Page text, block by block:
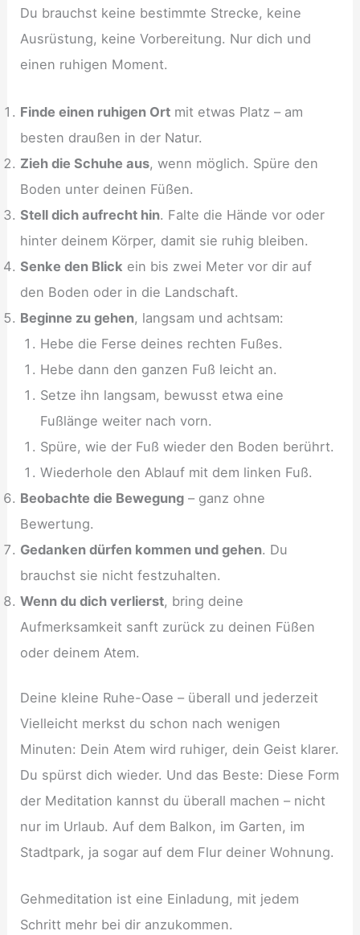
Du brauchst keine bestimmte Strecke, keine
Ausrüstung, keine Vorbereitung. Nur dich und
einen ruhigen Moment.
Finde einen ruhigen Ort mit etwas Platz – am
besten draußen in der Natur.
Zieh die Schuhe aus, wenn möglich. Spüre den
Boden unter deinen Füßen.
Stell dich aufrecht hin. Falte die Hände vor oder
hinter deinem Körper, damit sie ruhig bleiben.
Senke den Blick ein bis zwei Meter vor dir auf
den Boden oder in die Landschaft.
Beginne zu gehen, langsam und achtsam:
Hebe die Ferse deines rechten Fußes.
Hebe dann den ganzen Fuß leicht an.
Setze ihn langsam, bewusst etwa eine
Fußlänge weiter nach vorn.
Spüre, wie der Fuß wieder den Boden berührt.
Wiederhole den Ablauf mit dem linken Fuß.
Beobachte die Bewegung – ganz ohne
Bewertung.
Gedanken dürfen kommen und gehen. Du
brauchst sie nicht festzuhalten.
Wenn du dich verlierst, bring deine
Aufmerksamkeit sanft zurück zu deinen Füßen
oder deinem Atem.
Deine kleine Ruhe-Oase – überall und jederzeit
Vielleicht merkst du schon nach wenigen
Minuten: Dein Atem wird ruhiger, dein Geist klarer.
Du spürst dich wieder. Und das Beste: Diese Form
der Meditation kannst du überall machen – nicht
nur im Urlaub. Auf dem Balkon, im Garten, im
Stadtpark, ja sogar auf dem Flur deiner Wohnung.
Gehmeditation ist eine Einladung, mit jedem
Schritt mehr bei dir anzukommen.